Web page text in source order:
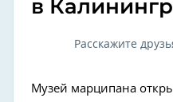
в
Расскажите
Музей марципана